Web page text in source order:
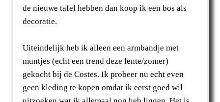
de nieuwe tafel hebben dan koop ik een bos als
decoratie.
Uiteindelijk heb ik alleen een armbandje met
muntjes (echt een trend deze lente/zomer)
gekocht bij de Costes. Ik probeer nu echt even
geen kleding te kopen omdat ik eerst goed wil